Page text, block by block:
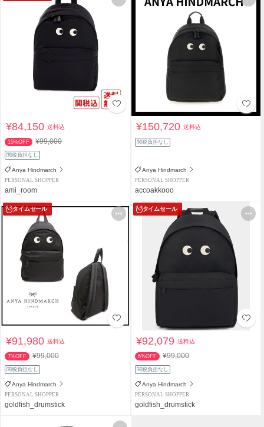
¥84,150送料込
15%OFF ¥99,000
関税負担なし
Anya Hindmarch
PERSONAL SHOPPER
ami_room
¥150,720送料込
関税負担なし
Anya Hindmarch
PERSONAL SHOPPER
accoakkooo
タイムセール
¥91,980送料込
7%OFF ¥99,000
関税負担なし
Anya Hindmarch
PERSONAL SHOPPER
goldfish_drumstick
タイムセール
¥92,079送料込
6%OFF ¥99,000
関税負担なし
Anya Hindmarch
PERSONAL SHOPPER
goldfish_drumstick